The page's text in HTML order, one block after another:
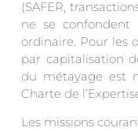
(SAFER,
ne se confondent
ordinaire. Pour les
par capitalisation
du métayage est
Charte de
Les missions